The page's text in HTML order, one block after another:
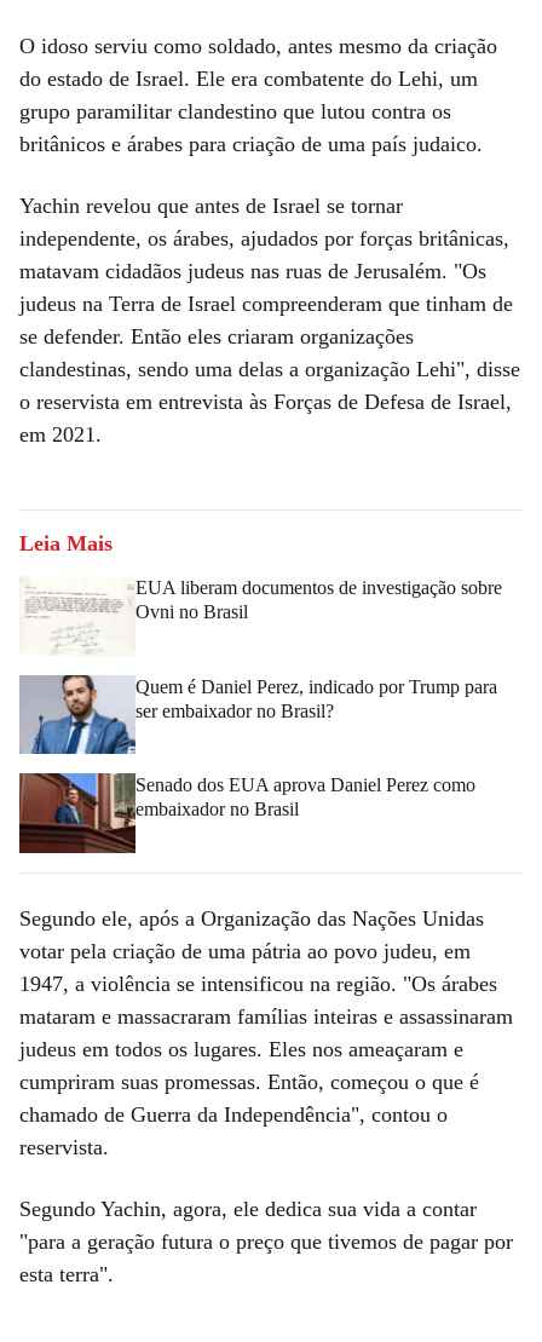
O idoso serviu como soldado, antes mesmo da criação
do estado de Israel. Ele era combatente do Lehi, um
grupo paramilitar clandestino que lutou contra os
britânicos e árabes para criação de uma país judaico.
Yachin revelou que antes de Israel se tornar
independente, os árabes, ajudados por forças britânicas,
matavam cidadãos judeus nas ruas de Jerusalém. "Os
judeus na Terra de Israel compreenderam que tinham de
se defender. Então eles criaram organizações
clandestinas, sendo uma delas a organização Lehi", disse
o reservista em entrevista às Forças de Defesa de Israel,
em 2021.
Leia Mais
EUA liberam documentos de investigação sobre
Ovni no Brasil
Quem é Daniel Perez, indicado por Trump para
ser embaixador no Brasil?
Senado dos EUA aprova Daniel Perez como
embaixador no Brasil
Segundo ele, após a Organização das Nações Unidas
votar pela criação de uma pátria ao povo judeu, em
1947, a violência se intensificou na região. "Os árabes
mataram e massacraram famílias inteiras e assassinaram
judeus em todos os lugares. Eles nos ameaçaram e
cumpriram suas promessas. Então, começou o que é
chamado de Guerra da Independência", contou o
reservista.
Segundo Yachin, agora, ele dedica sua vida a contar
"para a geração futura o preço que tivemos de pagar por
esta terra".